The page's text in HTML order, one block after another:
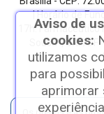
| Horário de
17h.Farmacêutico
Sousa | CRF/
Aviso de
cookies:
utilizamos
para
aprimorar